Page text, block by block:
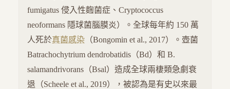
fumigatus 侵入性麴菌症、Cryptococcus
neoformans 隱球菌腦膜炎）。全球每年約 150 萬
人死於真菌感染 （Bongomin et al., 2017）。壺菌
Batrachochytrium dendrobatidis（Bd）和 B.
salamandrivorans（Bsal）造成全球兩棲類急劇衰
退（Scheele et al., 2019），被認為是有史以來最